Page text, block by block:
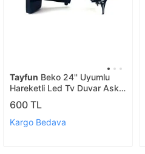
Tayfun Beko 24'' Uyumlu
Hareketli Led Tv Duvar Askı
Aparatı
600 TL
Kargo Bedava